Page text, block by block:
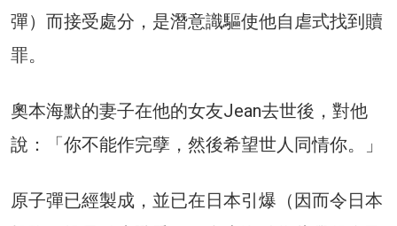
彈）而接受處分，是潛意識驅使他自虐式找到贖
罪。
奧本海默的妻子在他的女友Jean去世後，對他
說：「你不能作完孽，然後希望世人同情你。」
原子彈已經製成，並已在日本引爆（因而令日本